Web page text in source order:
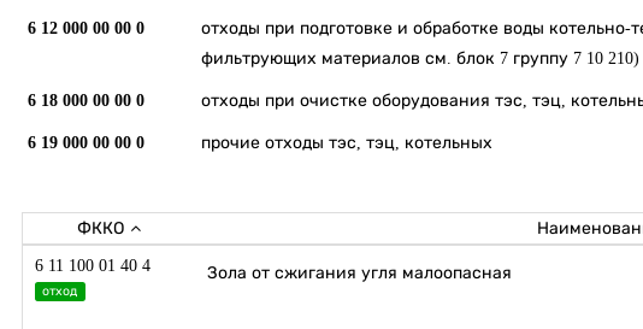
6 12 000 00 00 0
отходы при подготовке и обработке воды котельно-
фильтрующих материалов см. блок 7 группу 7 10 210)
6 18 000 00 00 0 отходы при очистке оборудования тэс, тэц,
6 19 000 00 00 0 прочие отходы тэс, тэц, котельных
ФККО
6 11 100 01 40 4
отход
Зола от сжигания угля малоопасная